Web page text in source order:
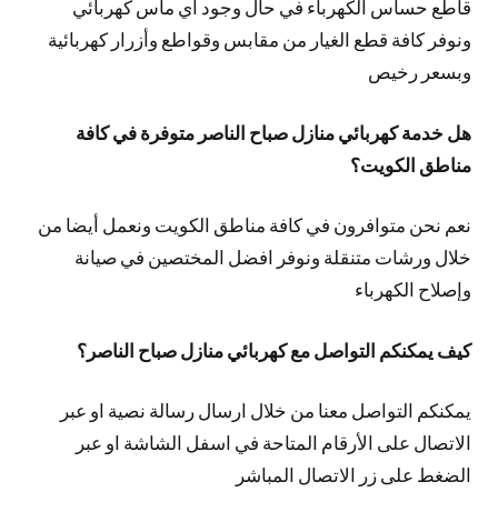
قاطع حساس الكهرباء في حال وجود أي ماس كهربائي
ونوفر كافة قطع الغيار من مقابس وقواطع وأزرار كهربائية
وبسعر رخيص
هل خدمة كهربائي منازل صباح الناصر متوفرة في كافة
مناطق الكويت؟
نعم نحن متوافرون في كافة مناطق الكويت ونعمل أيضا من
خلال ورشات متنقلة ونوفر افضل المختصين في صيانة
وإصلاح الكهرباء
كيف يمكنكم التواصل مع كهربائي منازل صباح الناصر؟
يمكنكم التواصل معنا من خلال ارسال رسالة نصية او عبر
الاتصال على الأرقام المتاحة في اسفل الشاشة او عبر
الضغط على زر الاتصال المباشر